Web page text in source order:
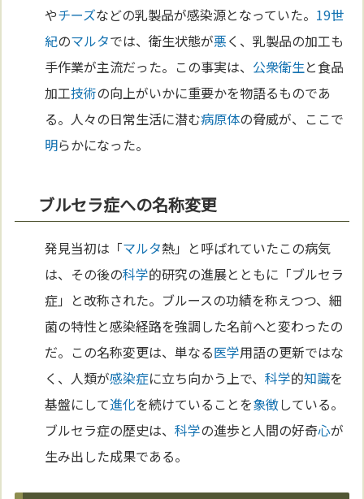
やチーズなどの乳製品が感染源となっていた。 19世
紀のマルタでは、衛生状態が悪く、乳製品の加工も
手作業が主流だった。この事実は、 公衆衛生と食品
加工技術の向上がいかに重要かを物語るものであ
る。人々の日常生活に潜む病原体の脅威が、ここで
明らかになった。
ブルセラ症への名称変更
発見当初は「マルタ熱」と呼ばれていたこの病気
は、その後の科学的研究の進展とともに「ブルセラ
症」と改称された。ブルースの功績を称えつつ、細
菌の特性と感染経路を強調した名前へと変わったの
だ。この名称変更は、単なる医学用語の更新ではな
く、人類が感染症に立ち向かう上で、科学的知識を
基盤にして進化を続けていることを象徴している。
ブルセラ症の歴史は、科学の進歩と人間の好奇心が
生み出した成果である。